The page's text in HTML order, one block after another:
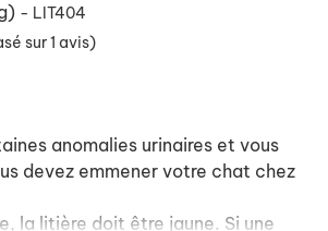
- LIT404
sur 1 avis)
anomalies urinaires et vous
devez emmener votre chat chez
la litière doit être jaune. Si une